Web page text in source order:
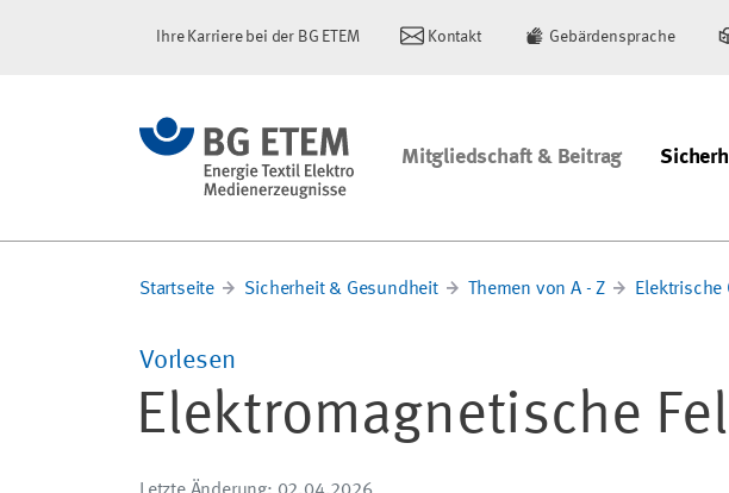
Ihre Karriere bei der BG ETEM Kontakt Gebärdensprache
Mitgliedschaft & Beitrag
Startseite Sicherheit & Gesundheit Themen von A - Z Elektrische
Vorlesen
Elektromagnetische